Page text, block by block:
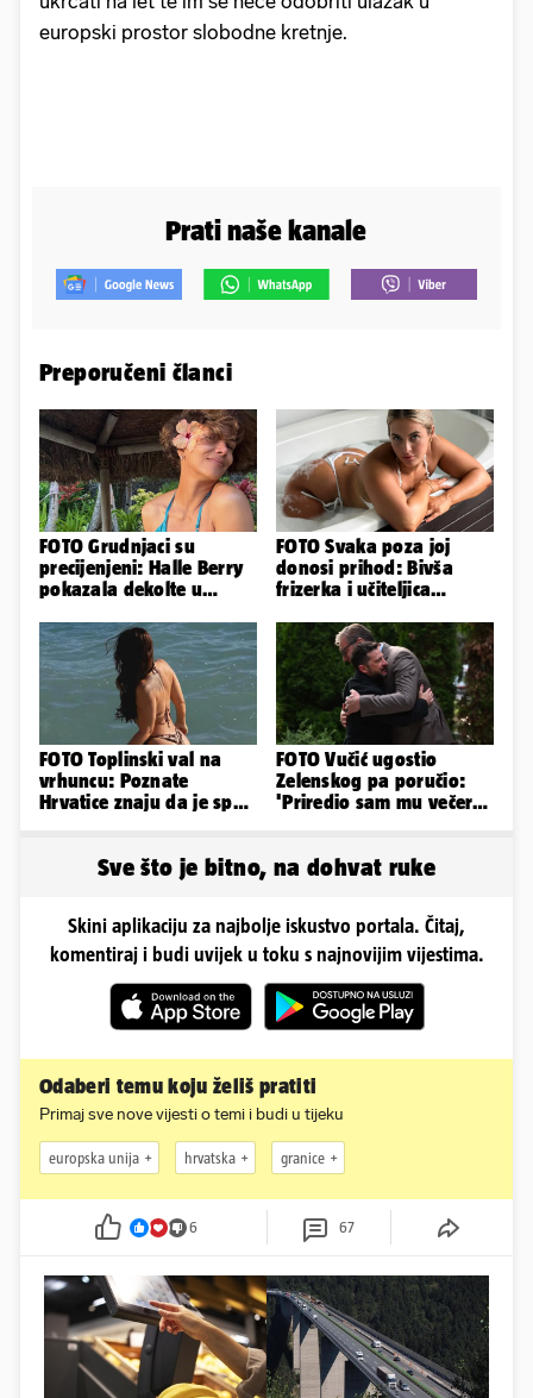
europski prostor slobodne kretnje.
Prati naše kanale
Preporučeni članci
FOTO Grudnjaci su
precijenjeni: Halle Berry
pokazala dekolte u
haljinici
FOTO Svaka poza joj
donosi prihod: Bivša
frizerka i učiteljica
Instagram
FOTO Toplinski val na
vrhuncu: Poznate
Hrvatice znaju da je spas
FOTO Vučić ugostio
Zelenskog pa poručio:
'Priredio sam mu večeru
Sve što je bitno, na dohvat ruke
Skini aplikaciju za najbolje iskustvo portala. Čitaj,
komentiraj i budi uvijek u toku s najnovijim vijestima.
Odaberi temu koju želiš pratiti
Primaj sve nove vijesti o temi i budi u tijeku
europska unija hrvatska granice
6 67